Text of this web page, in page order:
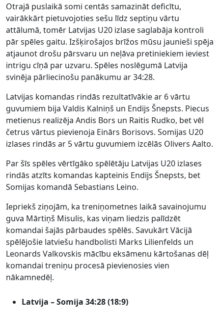
Otrajā puslaikā somi centās samazināt deficītu,
vairākkārt pietuvojoties sešu līdz septiņu vārtu
attālumā, tomēr Latvijas U20 izlase saglabāja kontroli
pār spēles gaitu. Izšķirošajos brīžos mūsu jaunieši spēja
atjaunot drošu pārsvaru un neļāva pretiniekiem ieviest
intrigu cīņā par uzvaru. Spēles noslēgumā Latvija
svinēja pārliecinošu panākumu ar 34:28.
Latvijas komandas rindās rezultatīvākie ar 6 vārtu
guvumiem bija Valdis Kalniņš un Endijs Šnepsts. Piecus
metienus realizēja Andis Bors un Raitis Rudko, bet vēl
četrus vārtus pievienoja Einārs Borisovs. Somijas U20
izlases rindās ar 5 vārtu guvumiem izcēlās Olivers Aalto.
Par šīs spēles vērtīgāko spēlētāju Latvijas U20 izlases
rindās atzīts komandas kapteinis Endijs Šnepsts, bet
Somijas komandā Sebastians Leino.
Iepriekš ziņojām, ka treniņometnes laikā savainojumu
guva Mārtiņš Misulis, kas viņam liedzis palīdzēt
komandai šajās pārbaudes spēlēs. Savukārt Vācijā
spēlējošie latviešu handbolisti Marks Lilienfelds un
Leonards Valkovskis mācību eksāmenu kārtošanas dēļ
komandai treniņu procesā pievienosies vien
nākamnedēļ.
Latvija – Somija 34:28 (18:9)